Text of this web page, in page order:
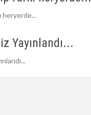
heryerde...
Yayınlandı...